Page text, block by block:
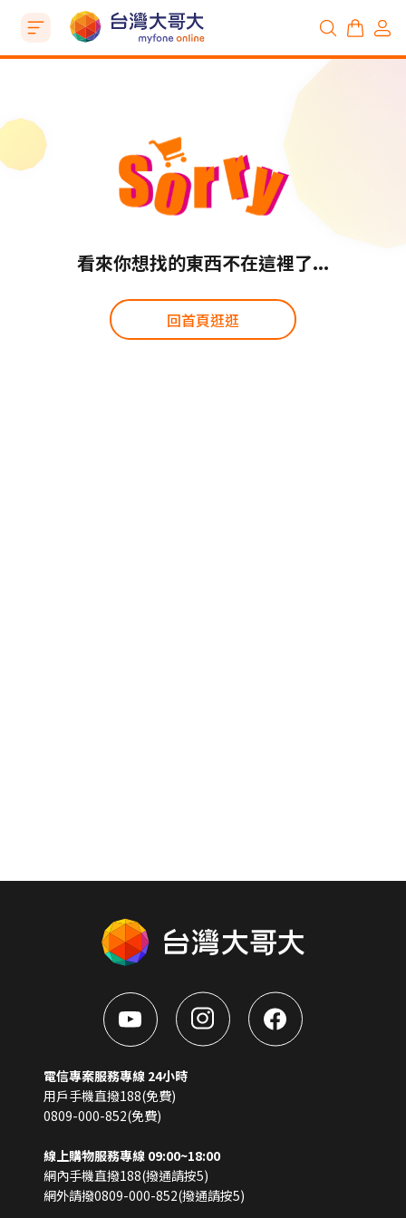
看來你想找的東西不在這裡了...
回首頁逛逛
電信專案服務專線 24小時
用戶手機直撥188(免費)
0809-000-852(免費)
線上購物服務專線 09:00~18:00
網內手機直撥188(撥通請按5)
網外請撥0809-000-852(撥通請按5)